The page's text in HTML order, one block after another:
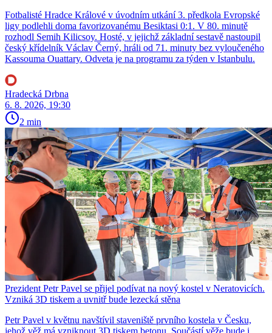
Fotbalisté Hradce Králové v úvodním utkání 3. předkola Evropské
ligy podlehli doma favorizovanému Besiktasi 0:1. V 80. minutě
rozhodl Semih Kilicsoy. Hosté, v jejichž základní sestavě nastoupil
český křídelník Václav Černý, hráli od 71. minuty bez vyloučeného
Kassouma Ouattary. Odveta je na programu za týden v Istanbulu.
Hradecká Drbna
6. 8. 2026, 19:30
2 min
Prezident Petr Pavel se přijel podívat na nový kostel v Neratovicích.
Vzniká 3D tiskem a uvnitř bude lezecká stěna
Petr Pavel v květnu navštívil staveniště prvního kostela v Česku,
jehož věž má vzniknout 3D tiskem betonu. Součástí věže bude i